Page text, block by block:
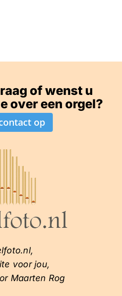
of wenst u
over een orgel?
op
voor jou,
Maarten Rog